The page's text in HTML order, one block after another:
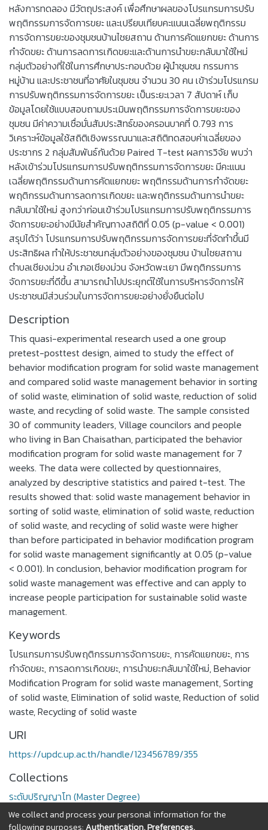
หลังการทดลอง มีวัตถุประสงค์ เพื่อศึกษาผลของโปรแกรมการปรับ
พฤติกรรมการจัดการขยะ และเปรียบเทียบคะแนนเฉลี่ยพฤติกรรม
การจัดการขยะของชุมชนบ้านไชยสถาน ด้านการคัดแยกขยะ ด้านการ
กำจัดขยะ ด้านการลดการเกิดขยะและด้านการนำขยะกลับมาใช้ใหม่
กลุ่มตัวอย่างที่ใช้ในการศึกษาประกอบด้วย ผู้นำชุมชน กรรมการ
หมู่บ้าน และประชาชนที่อาศัยในชุมชน จำนวน 30 คน เข้าร่วมโปรแกรม
การปรับพฤติกรรมการจัดการขยะ เป็นระยะเวลา 7 สัปดาห์ เก็บ
ข้อมูลโดยใช้แบบสอบถามประเมินพฤติกรรมการจัดการขยะของ
ชุมชน มีค่าความเชื่อมั่นสัมประสิทธ์ของครอนบาคที่ 0.793 การ
วิเคราะห์ข้อมูลใช้สถิติเชิงพรรณนาและสถิติทดสอบค่าเฉลี่ยของ
ประชากร 2 กลุ่มสัมพันธ์กันด้วย Paired T-test ผลการวิจัย พบว่า
หลังเข้าร่วมโปรแกรมการปรับพฤติกรรมการจัดการขยะ มีคะแนน
เฉลี่ยพฤติกรรมด้านการคัดแยกขยะ พฤติกรรมด้านการกำจัดขยะ
พฤติกรรมด้านการลดการเกิดขยะ และพฤติกรรมด้านการนำขยะ
กลับมาใช้ใหม่ สูงกว่าก่อนเข้าร่วมโปรแกรมการปรับพฤติกรรมการ
จัดการขยะอย่างมีนัยสำคัญทางสถิติที่ 0.05 (p-value < 0.001)
สรุปได้ว่า โปรแกรมการปรับพฤติกรรมการจัดการขยะที่จัดทำขึ้นมี
ประสิทธิผล ทำให้ประชาชนกลุ่มตัวอย่างของชุมชน บ้านไชยสถาน
ตำบลเชียงม่วน อำเภอเชียงม่วน จังหวัดพะเยา มีพฤติกรรมการ
จัดการขยะที่ดีขึ้น สามารถนำไปประยุกต์ใช้ในการบริหารจัดการให้
ประชาชนมีส่วนร่วมในการจัดการขยะอย่างยั่งยืนต่อไป
Description
This quasi-experimental research used a one group
pretest-posttest design, aimed to study the effect of
behavior modification program for solid waste management
and compared solid waste management behavior in sorting
of solid waste, elimination of solid waste, reduction of solid
waste, and recycling of solid waste. The sample consisted
30 of community leaders, Village councilors and people
who living in Ban Chaisathan, participated the behavior
modification program for solid waste management for 7
weeks. The data were collected by questionnaires,
analyzed by descriptive statistics and paired t-test. The
results showed that: solid waste management behavior in
sorting of solid waste, elimination of solid waste, reduction
of solid waste, and recycling of solid waste were higher
than before participated in behavior modification program
for solid waste management significantly at 0.05 (p-value
< 0.001). In conclusion, behavior modification program for
solid waste management was effective and can apply to
increase people participation for sustainable solid waste
management.
Keywords
โปรแกรมการปรับพฤติกรรมการจัดการขยะ, การคัดแยกขยะ, การ
กำจัดขยะ, การลดการเกิดขยะ, การนำขยะกลับมาใช้ใหม่,Behavior
Modification Program for solid waste management,Sorting
of solid waste,Elimination of solid waste,Reduction of solid
waste,Recycling of solid waste
URI
https://updc.up.ac.th/handle/123456789/355
Collections
ระดับปริญญาโท (Master Degree)
Full item page
We collect and process your personal information for the
following purposes:Authentication, Preferences,